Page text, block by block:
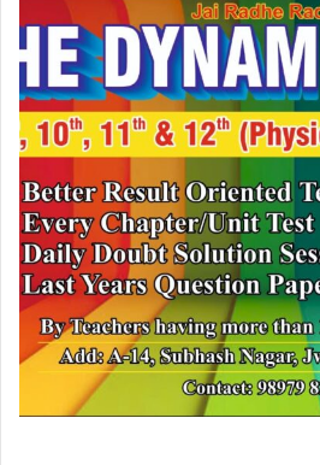
email